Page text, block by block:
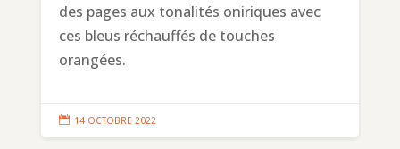
des pages aux tonalités oniriques avec
ces bleus réchauffés de touches
orangées.
 14 OCTOBRE 2022